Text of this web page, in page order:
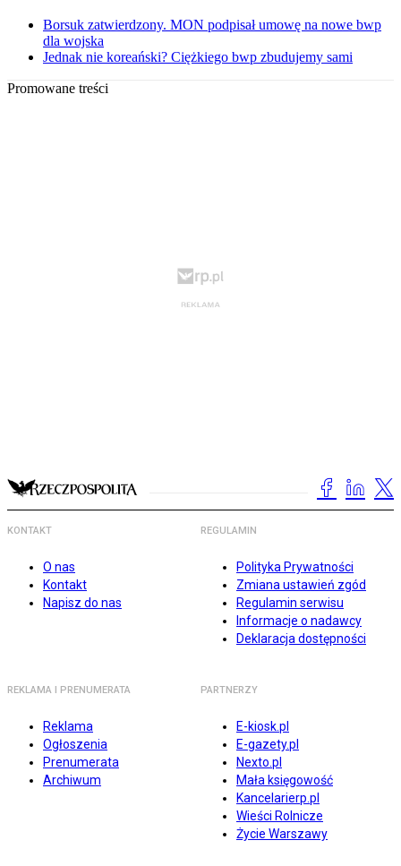
Borsuk zatwierdzony. MON podpisał umowę na nowe bwp
dla wojska
Jednak nie koreański? Ciężkiego bwp zbudujemy sami
Promowane treści
KONTAKT
O nas
Kontakt
Napisz do nas
REGULAMIN
Polityka Prywatności
Zmiana ustawień zgód
Regulamin serwisu
Informacje o nadawcy
Deklaracja dostępności
REKLAMA I PRENUMERATA
Reklama
Ogłoszenia
Prenumerata
Archiwum
PARTNERZY
E-kiosk.pl
E-gazety.pl
Nexto.pl
Mała księgowość
Kancelarierp.pl
Wieści Rolnicze
Życie Warszawy